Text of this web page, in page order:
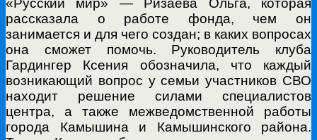
«Русский мир» — Ризаева Ольга, которая
рассказала о работе фонда, чем он
занимается и для чего создан; в каких вопросах
она сможет помочь. Руководитель клуба
Гардингер Ксения обозначила, что каждый
возникающий вопрос у семьи участников СВО
находит решение силами специалистов
центра, а также межведомственной работы
города Камышина и Камышинского района.